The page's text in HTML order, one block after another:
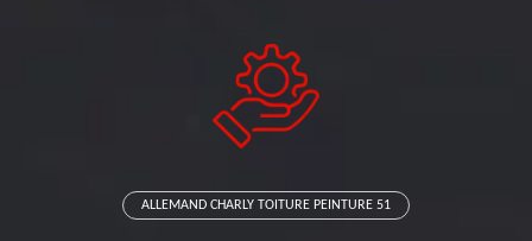
ALLEMAND CHARLY TOITURE PEINTURE 51